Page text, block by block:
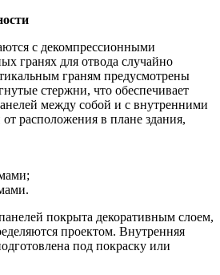
с декомпрессионными
гранях для отвода случайно
граням предусмотрены
стержни, что обеспечивает
между собой и с внутренними
расположения в плане здания,
покрыта декоративным слоем,
проектом. Внутренняя
под покраску или